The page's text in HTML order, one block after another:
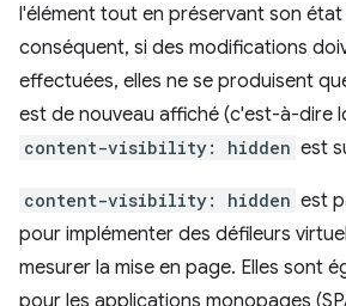
l'élément tout en préservant son
conséquent, si des modifications
effectuées, elles ne se produisent
est de nouveau affiché (c'est-à-dire
content-visibility: hidden est
content-visibility: hidden est
pour implémenter des défileurs
mesurer la mise en page. Elles sont